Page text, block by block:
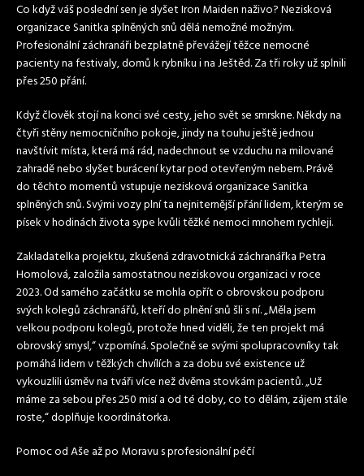
Co když váš poslední sen je slyšet Iron Maiden naživo? Nezisková
organizace Sanitka splněných snů dělá nemožné možným.
Profesionální záchranáři bezplatně převážejí těžce nemocné
pacienty na festivaly, domů k rybníku i na Ještěd. Za tři roky už splnili
přes 250 přání.
Když člověk stojí na konci své cesty, jeho svět se smrskne. Někdy na
čtyři stěny nemocničního pokoje, jindy na touhu ještě jednou
navštívit místa, která má rád, nadechnout se vzduchu na milované
zahradě nebo slyšet burácení kytar pod otevřeným nebem. Právě
do těchto momentů vstupuje nezisková organizace Sanitka
splněných snů. Svými vozy plní ta nejniternější přání lidem, kterým se
písek v hodinách života sype kvůli těžké nemoci mnohem rychleji.
Zakladatelka projektu, zkušená zdravotnická záchranářka Petra
Homolová, založila samostatnou neziskovou organizaci v roce
2023. Od samého začátku se mohla opřít o obrovskou podporu
svých kolegů záchranářů, kteří do plnění snů šli s ní. „Měla jsem
velkou podporu kolegů, protože hned viděli, že ten projekt má
obrovský smysl,“ vzpomíná. Společně se svými spolupracovníky tak
pomáhá lidem v těžkých chvílích a za dobu své existence už
vykouzlili úsměv na tváři více než dvěma stovkám pacientů. „Už
máme za sebou přes 250 misí a od té doby, co to dělám, zájem stále
roste,“ doplňuje koordinátorka.
Pomoc od Aše až po Moravu s profesionální péčí